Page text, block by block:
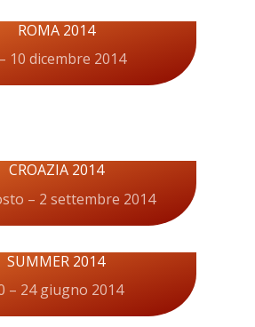
ROMA 2014
10 dicembre 2014
CROAZIA 2014
– 2 settembre 2014
SUMMER 2014
– 24 giugno 2014